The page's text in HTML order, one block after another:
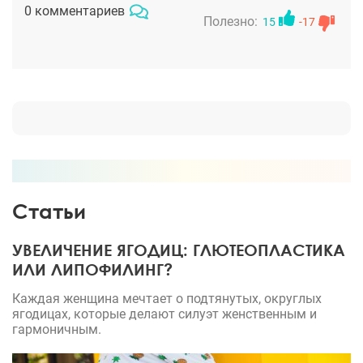
гладко и теперь ничего не нависает над глазами,
0 комментариев
Полезно: 15 -17
Статьи
УВЕЛИЧЕНИЕ ЯГОДИЦ: ГЛЮТЕОПЛАСТИКА
ИЛИ ЛИПОФИЛИНГ?
Каждая женщина мечтает о подтянутых, округлых
ягодицах, которые делают силуэт женственным и
гармоничным.